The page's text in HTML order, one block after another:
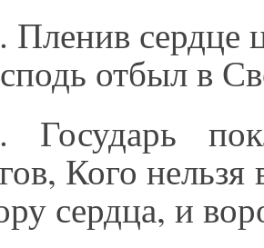
Пленив сердце
отбыл в
Государь
Кого
сердца, и